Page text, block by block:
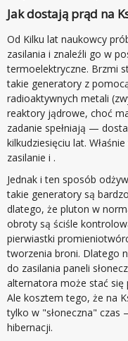
Jak dostają prąd na
Od Kilku lat naukowcy
zasilania i znaleźli go w
termoelektryczne. Brzmi
takie generatory z
radioaktywnych metali
reaktory jądrowe, choć
zadanie spełniają —
kilkudziesięciu lat.
zasilanie i .
Jednak i ten sposób
takie generatory są
dlatego, że pluton w
obroty są ściśle
pierwiastki
tworzenia broni. Dlatego
do zasilania paneli
alternatora może stać się
Ale kosztem tego, że na
tylko w "słoneczna"
hibernacji.